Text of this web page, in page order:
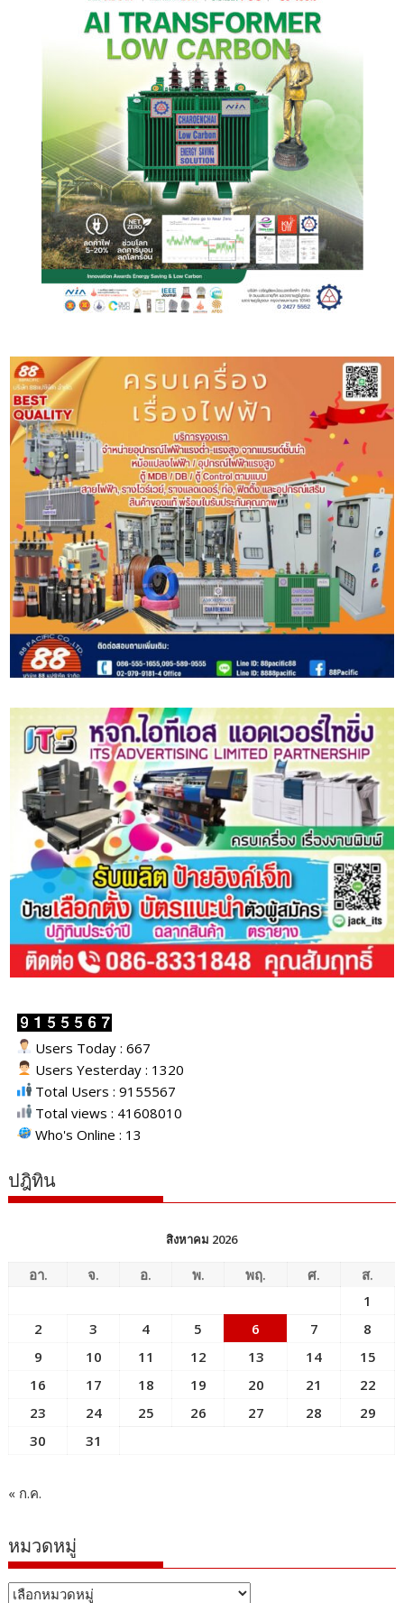
Users Today : 667
Users Yesterday : 1320
Total Users : 9155567
Total views : 41608010
Who's Online : 13
ปฎิทิน
สิงหาคม 2026
อา. จ. อ. พ. พฤ. ศ.
ส.
1
2
3 4 5 6 7
8
9
10 11 12 13 14
15
16
17 18 19 20 21
22
23
24 25 26 27 28
29
30
31
« ก.ค.
หมวดหมู่
หมวด